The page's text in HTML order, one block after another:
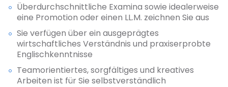
Überdurchschnittliche Examina sowie idealerweise
eine Promotion oder einen LL.M. zeichnen Sie aus
Sie verfügen über ein ausgeprägtes
wirtschaftliches Verständnis und praxiserprobte
Englischkenntnisse
Teamorientiertes, sorgfältiges und kreatives
Arbeiten ist für Sie selbstverständlich